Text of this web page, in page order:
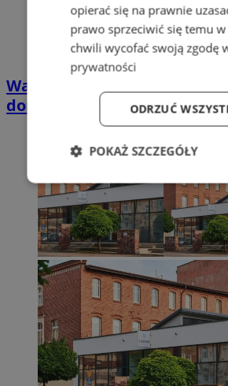
Wakacyjny wypoczynek nad
domkach Szmaragdowe
opierać się na prawnie
prawo sprzeciwić się temu w
chwili wycofać swoją zgodę
prywatności
ODRZUĆ
POKAŻ SZCZEGÓŁY
Niezbędne
Niezbędne Wydajność